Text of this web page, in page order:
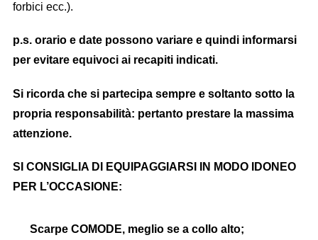
forbici ecc.).
p.s. orario e date possono variare e quindi informarsi
per evitare equivoci ai recapiti indicati.
Si ricorda che si partecipa sempre e soltanto sotto la
propria responsabilità: pertanto prestare la massima
attenzione.
SI CONSIGLIA DI EQUIPAGGIARSI IN MODO IDONEO
PER L’OCCASIONE:
Scarpe COMODE, meglio se a collo alto;